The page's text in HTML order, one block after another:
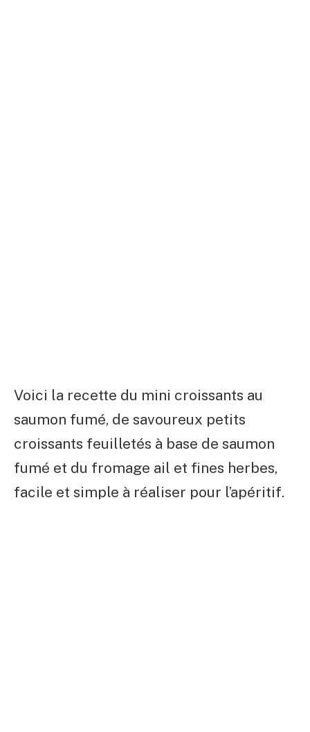
Voici la recette du mini croissants au
saumon fumé, de savoureux petits
croissants feuilletés à base de saumon
fumé et du fromage ail et fines herbes,
facile et simple à réaliser pour l’apéritif.